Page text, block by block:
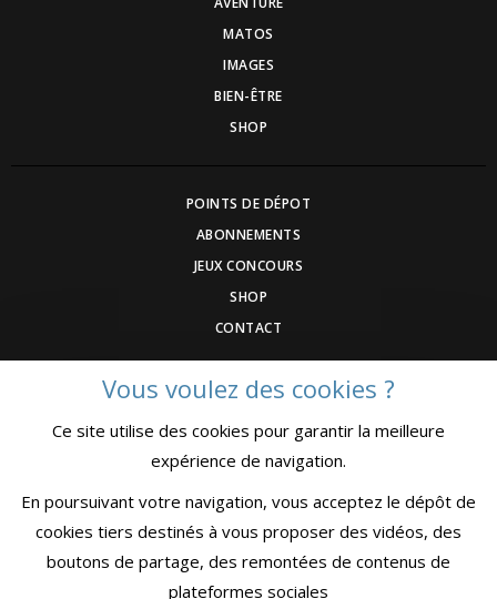
MATOS
IMAGES
BIEN-ÊTRE
SHOP
POINTS DE DÉPOT
ABONNEMENTS
JEUX CONCOURS
SHOP
CONTACT
DEVENEZ ANNONCEUR
COMMUNIQUEZ UN ÉVENEMNT
CGV
MENTIONS LÉGALES
CONFIDENTIALITÉ
Vous voulez des cookies ?
Ce site utilise des cookies pour garantir la meilleure
expérience de navigation.
En poursuivant votre navigation, vous acceptez le dépôt de
cookies tiers destinés à vous proposer des vidéos, des
boutons de partage, des remontées de contenus de
plateformes sociales